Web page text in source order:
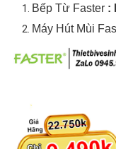
Bếp Từ Faster :
Máy Hút Mùi